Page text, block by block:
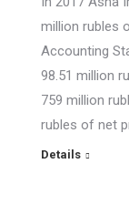
million rubles
Accounting
98.51 million
759 million
rubles of net
Details